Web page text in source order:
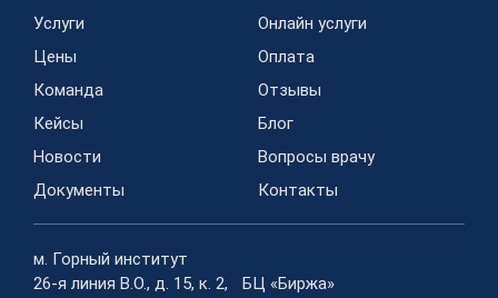
Услуги
Онлайн услуги
Цены
Оплата
Команда
Отзывы
Кейсы
Блог
Новости
Вопросы врачу
Документы
Контакты
м. Горный институт
26-я линия В.О., д. 15, к. 2, БЦ «Биржа»